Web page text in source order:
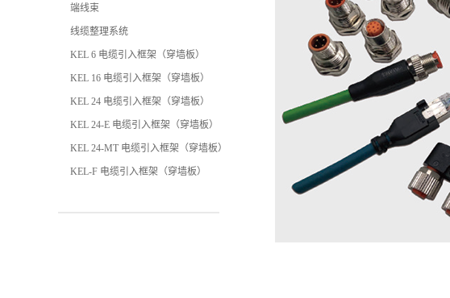
端线束
线缆整理系统
KEL 6 电缆引入框架（穿墙板）
KEL 16 电缆引入框架（穿墙板）
KEL 24 电缆引入框架（穿墙板）
KEL 24-E 电缆引入框架（穿墙板）
KEL 24-MT 电缆引入框架（穿墙板）
KEL-F 电缆引入框架（穿墙板）